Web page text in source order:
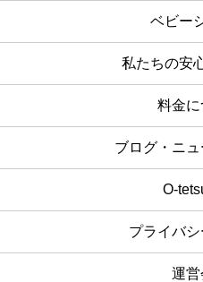
ベビー
私たちの安
料金に
ブログ・ニ
O-
プライバ
運営